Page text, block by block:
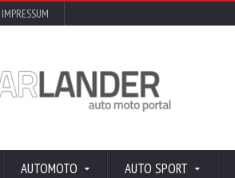
IMPRESSUM
AUTOMOTO AUTO SPORT